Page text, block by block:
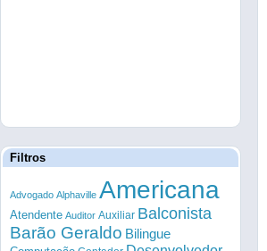
Filtros
Advogado Alphaville Americana
Atendente Auditor Auxiliar Balconista
Barão Geraldo Bilingue